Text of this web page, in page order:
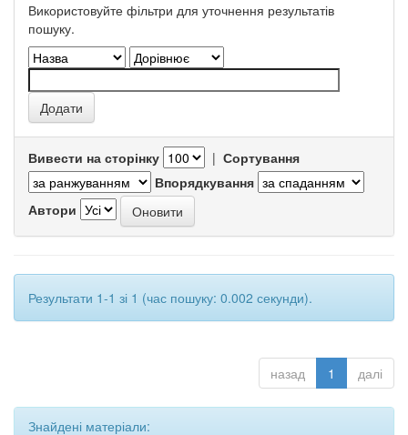
Використовуйте фільтри для уточнення результатів
пошуку.
Вивести на сторінку | Сортування
Впорядкування
Автори
Результати 1-1 зі 1 (час пошуку: 0.002 секунди).
назад 1 далі
Знайдені матеріали: